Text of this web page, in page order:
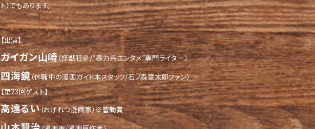
ト）でもあります。
【出演】
ガイガン山崎（怪獣狂皇/“暴力系エンタメ”専門ライター）
四海鏡（休職中の漫画ガイド本スタッフ/石ノ森章太郎ファン）
【第23回ゲスト】
高遠るい（おげれつ漫画家）※皆勤賞